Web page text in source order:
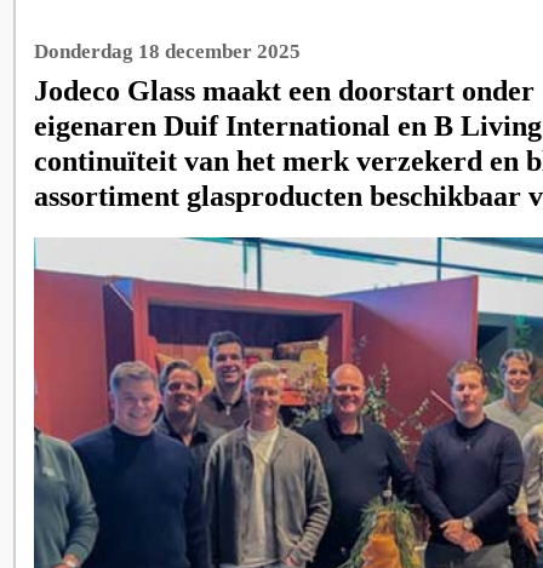
Donderdag 18 december 2025
Jodeco Glass maakt een doorstart onder
eigenaren Duif International en B
continuïteit van het merk verzekerd en
assortiment glasproducten beschikbaar